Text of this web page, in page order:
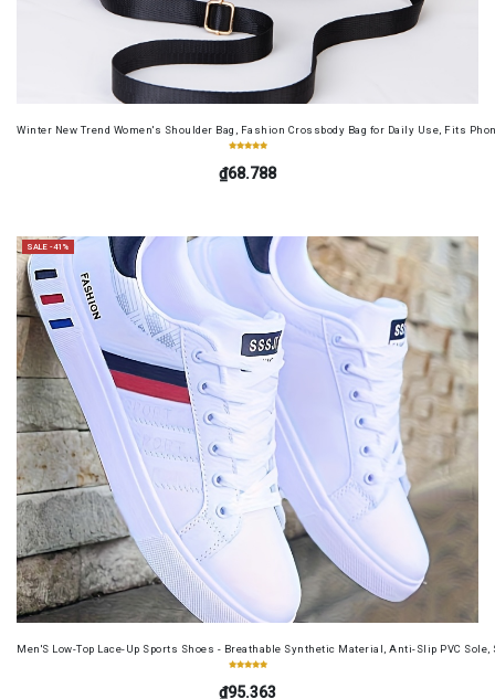
Winter New Trend Women's Shoulder Bag, Fashion Crossbody Bag for Daily Use, Fits
₫68.788
SALE -41%
Men'S Low-Top Lace-Up Sports Shoes - Breathable Synthetic Material, Anti-Slip PVC
₫95.363